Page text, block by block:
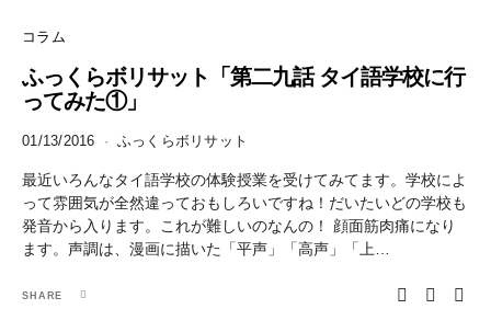
コラム
ふっくらボリサット「第二九話 タイ語学校に行
ってみた①」
01/13/2016 ふっくらボリサット
最近いろんなタイ語学校の体験授業を受けてみてます。学校によ
って雰囲気が全然違っておもしろいですね！だいたいどの学校も
発音から入ります。これが難しいのなんの！ 顔面筋肉痛になり
ます。声調は、漫画に描いた「平声」「高声」「上…
SHARE